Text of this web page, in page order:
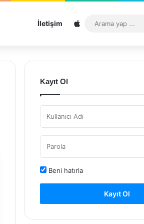
İletişim Sitemap
Kayıt Ol
Beni hatırla
Kayıt Ol